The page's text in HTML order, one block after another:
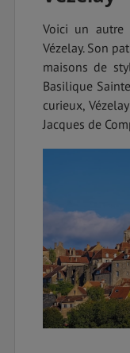
Voici un autre
Vézelay. Son
maisons de
Basilique
curieux,
Jacques de